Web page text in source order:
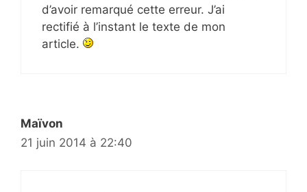
d’avoir remarqué cette erreur. J’ai
rectifié à l’instant le texte de mon
article.
Maïvon
21 juin 2014 à 22:40